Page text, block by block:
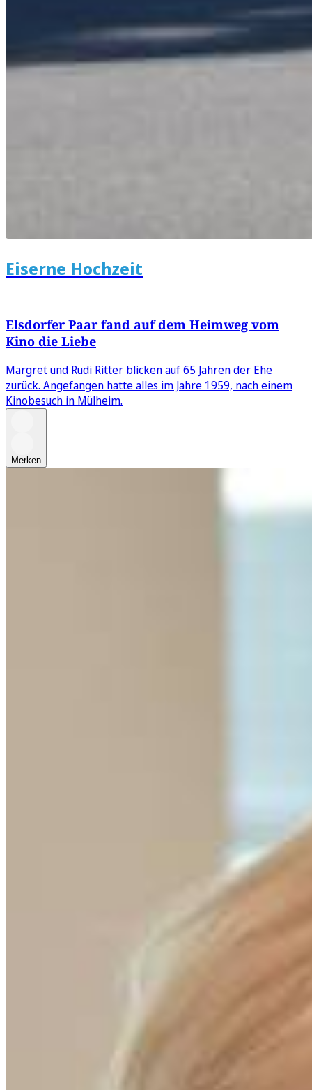
Eiserne Hochzeit
Elsdorfer Paar fand auf dem Heimweg vom
Kino die Liebe
Margret und Rudi Ritter blicken auf 65 Jahren der Ehe
zurück. Angefangen hatte alles im Jahre 1959, nach einem
Kinobesuch in Mülheim.
Merken